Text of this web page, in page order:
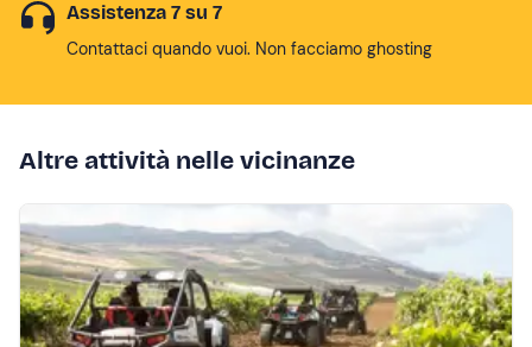
Assistenza 7 su 7
Contattaci quando vuoi. Non facciamo ghosting
Altre attività nelle vicinanze